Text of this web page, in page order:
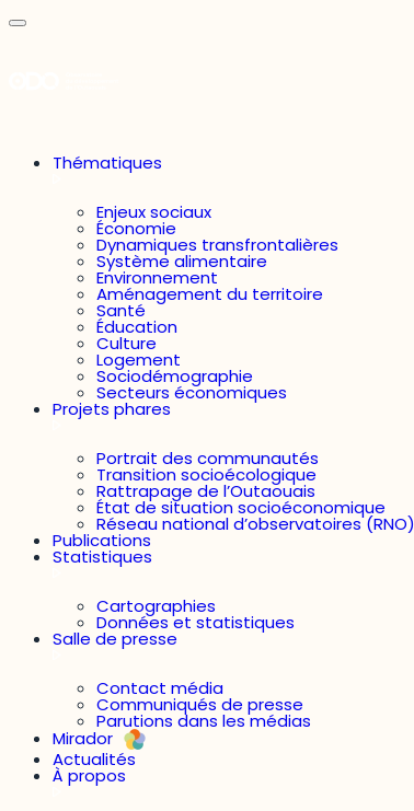
Thématiques
Enjeux sociaux
Économie
Dynamiques transfrontalières
Système alimentaire
Environnement
Aménagement du territoire
Santé
Éducation
Culture
Logement
Sociodémographie
Secteurs économiques
Projets phares
Portrait des communautés
Transition socioécologique
Rattrapage de l’Outaouais
État de situation socioéconomique
Réseau national d’observatoires (RNO)
Publications
Statistiques
Cartographies
Données et statistiques
Salle de presse
Contact média
Communiqués de presse
Parutions dans les médias
Mirador
Actualités
À propos